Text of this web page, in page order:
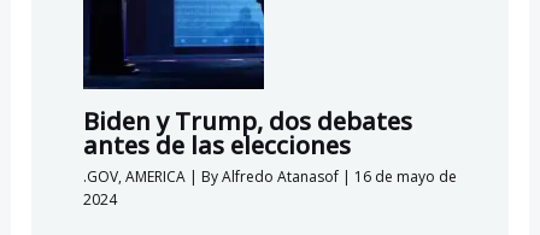
Biden y Trump, dos debates
antes de las elecciones
.GOV,AMERICA| ByAlfredo Atanasof | 16 de mayo de
2024